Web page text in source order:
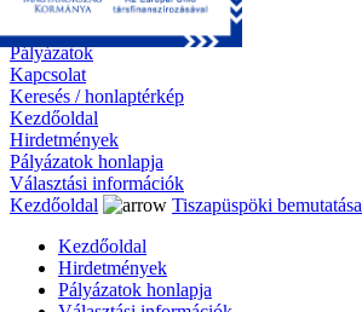
Galéria
Díjazottaink
Pályázatok
Kapcsolat
Keresés / honlaptérkép
Kezdőoldal
Hirdetmények
Pályázatok honlapja
Választási információk
Kezdőoldal
Tiszapüspöki bemutatása
Kezdőoldal
Hirdetmények
Pályázatok honlapja